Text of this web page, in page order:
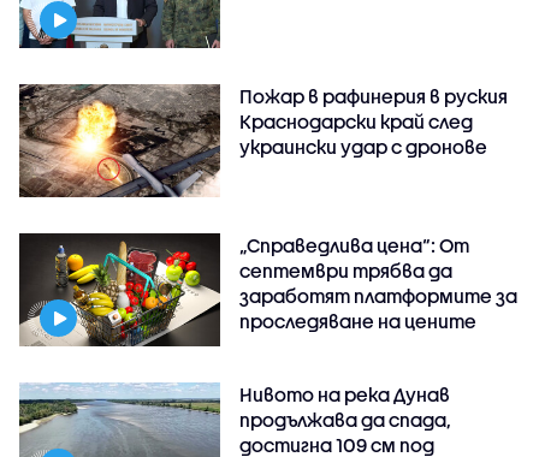
Пожар в рафинерия в руския
Краснодарски край след
украински удар с дронове
„Справедлива цена“: От
септември трябва да
заработят платформите за
проследяване на цените
Нивото на река Дунав
продължава да спада,
достигна 109 см под